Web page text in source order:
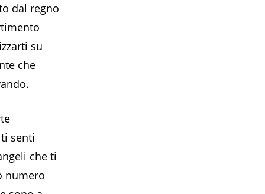
dal regno
su
che
senti
che ti
numero